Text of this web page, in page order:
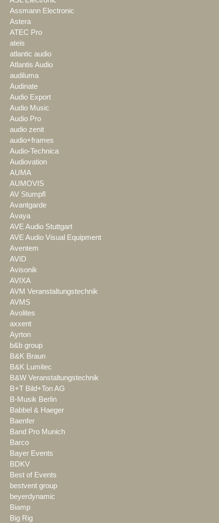
Assmann Electronic
Astera
ATEC Pro
ateis
atlantic audio
Atlantis Audio
audiluma
Audinate
Audio Export
Audio Music
Audio Pro
audio zenit
audio+frames
Audio-Technica
Audiovation
AUMA
AUMOVIS
AV Stumpfl
Avantgarde
Avaya
AVE Audio Stuttgart
AVE Audio Visual Equipment
Aventem
AVID
Avisonik
AVIXA
AVM Veranstaltungstechnik
AVMS
Avolites
axxent
Ayrton
b&b group
B&K Braun
B&K Lumitec
B&W Veranstaltungstechnik
B+T Bild+Ton AG
B-Musik Berlin
Babbel & Haeger
Baenfer
Band Pro Munich
Barco
Bayer Events
BDKV
Best of Events
bestvent group
beyerdynamic
Biamp
Big Rig